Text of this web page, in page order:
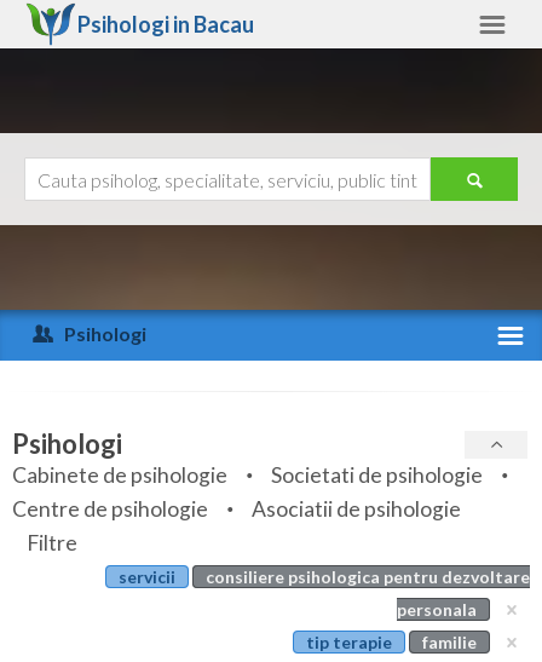
Psihologi in Bacau
Arad
Arges
Bihor
Bistrita-Nasaud
Botosani
Ajutor
Psihologi
Specialitati
Servicii
Articole
Evenimente
Psihologi
Cabinete de psihologie
Societati de psihologie
Centre de psihologie
Asociatii de psihologie
Filtre
servicii
consiliere psihologica pentru dezvoltare
personala
tip terapie
familie